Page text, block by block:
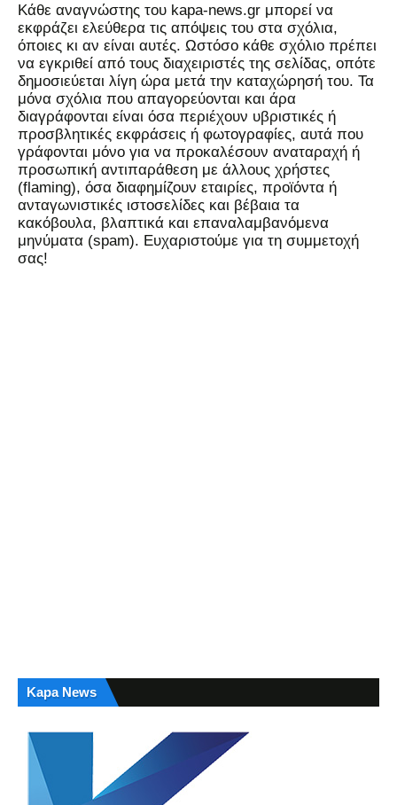
Kάθε αναγνώστης του kapa-news.gr μπορεί να
εκφράζει ελεύθερα τις απόψεις του στα σχόλια,
όποιες κι αν είναι αυτές. Ωστόσο κάθε σχόλιο πρέπει
να εγκριθεί από τους διαχειριστές της σελίδας, οπότε
δημοσιεύεται λίγη ώρα μετά την καταχώρησή του. Τα
μόνα σχόλια που απαγορεύονται και άρα
διαγράφονται είναι όσα περιέχουν υβριστικές ή
προσβλητικές εκφράσεις ή φωτογραφίες, αυτά που
γράφονται μόνο για να προκαλέσουν αναταραχή ή
προσωπική αντιπαράθεση με άλλους χρήστες
(flaming), όσα διαφημίζουν εταιρίες, προϊόντα ή
ανταγωνιστικές ιστοσελίδες και βέβαια τα
κακόβουλα, βλαπτικά και επαναλαμβανόμενα
μηνύματα (spam). Ευχαριστούμε για τη συμμετοχή
σας!
Kapa News